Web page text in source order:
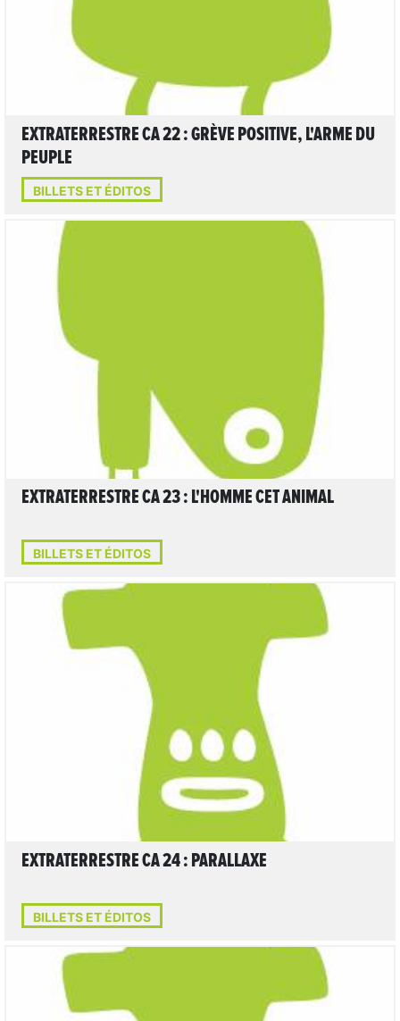
EXTRATERRESTRE CA 22 : GRÈVE POSITIVE, L'ARME DU
PEUPLE
BILLETS ET ÉDITOS
EXTRATERRESTRE CA 23 : L'HOMME CET ANIMAL
BILLETS ET ÉDITOS
EXTRATERRESTRE CA 24 : PARALLAXE
BILLETS ET ÉDITOS